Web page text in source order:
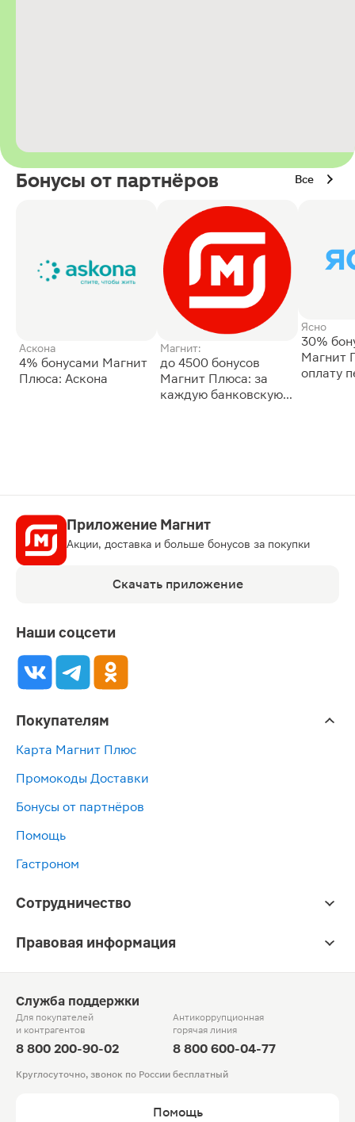
Бонусы от партнёров Все
Аскона
4% бонусами Магнит
Плюса: Аскона
Магнит:
до 4500 бонусов
Магнит Плюса: за
каждую банковскую
Ясно
30%
Магнит
оплату
Приложение Магнит
Акции, доставка и больше бонусов за покупки
Скачать приложение
Наши соцсети
Покупателям
Карта Магнит Плюс
Промокоды Доставки
Бонусы от партнёров
Помощь
Гастроном
Сотрудничество
Правовая информация
Служба поддержки
Для покупателей
и контрагентов
8 800 200-90-02
Антикоррупционная
горячая линия
8 800 600-04-77
Круглосуточно, звонок по России бесплатный
Помощь